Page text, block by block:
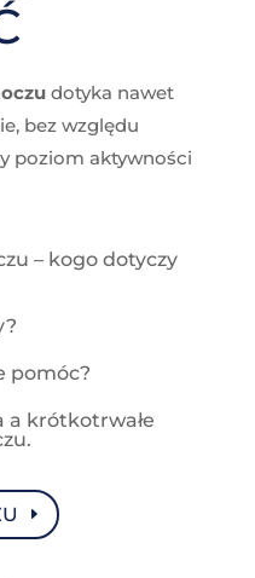
dotyka nawet
bez względu
poziom aktywności
– kogo dotyczy
pomóc?
a krótkotrwałe